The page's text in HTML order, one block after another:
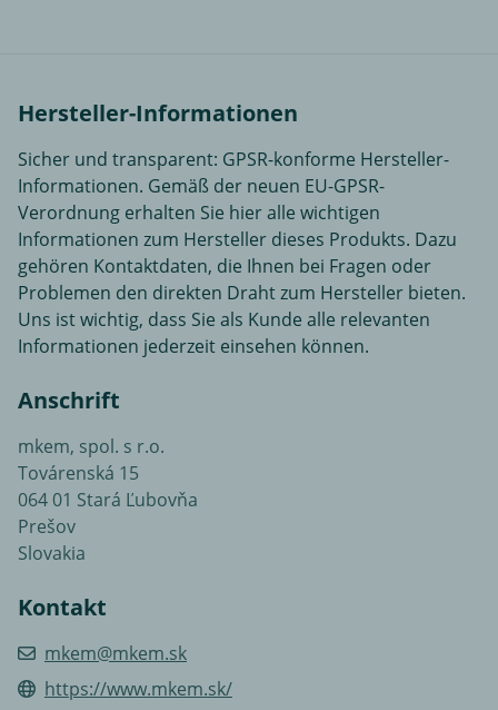
Hersteller-Informationen
Sicher und transparent: GPSR-konforme Hersteller-
Informationen. Gemäß der neuen EU-GPSR-
Verordnung erhalten Sie hier alle wichtigen
Informationen zum Hersteller dieses Produkts. Dazu
gehören Kontaktdaten, die Ihnen bei Fragen oder
Problemen den direkten Draht zum Hersteller bieten.
Uns ist wichtig, dass Sie als Kunde alle relevanten
Informationen jederzeit einsehen können.
Anschrift
mkem, spol. s r.o.
Továrenská 15
064 01 Stará Ľubovňa
Prešov
Slovakia
Kontakt
mkem@mkem.sk
https://www.mkem.sk/